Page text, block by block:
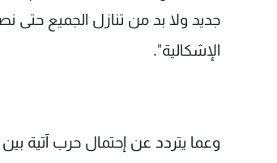
جديد ولا بد من تنازل الجميع
الإشكالية".
وعما يتردد عن إحتمال حرب آتية